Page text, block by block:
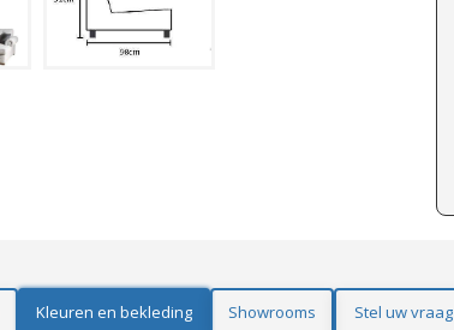
Kleuren en bekleding Showrooms Stel uw vraag